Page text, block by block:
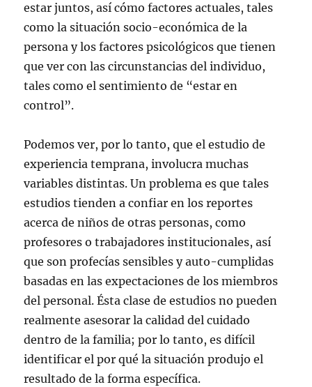
estar juntos, así cómo factores actuales, tales
como la situación socio-económica de la
persona y los factores psicológicos que tienen
que ver con las circunstancias del individuo,
tales como el sentimiento de “estar en
control”.
Podemos ver, por lo tanto, que el estudio de
experiencia temprana, involucra muchas
variables distintas. Un problema es que tales
estudios tienden a confiar en los reportes
acerca de niños de otras personas, como
profesores o trabajadores institucionales, así
que son profecías sensibles y auto-cumplidas
basadas en las expectaciones de los miembros
del personal. Ésta clase de estudios no pueden
realmente asesorar la calidad del cuidado
dentro de la familia; por lo tanto, es difícil
identificar el por qué la situación produjo el
resultado de la forma específica.